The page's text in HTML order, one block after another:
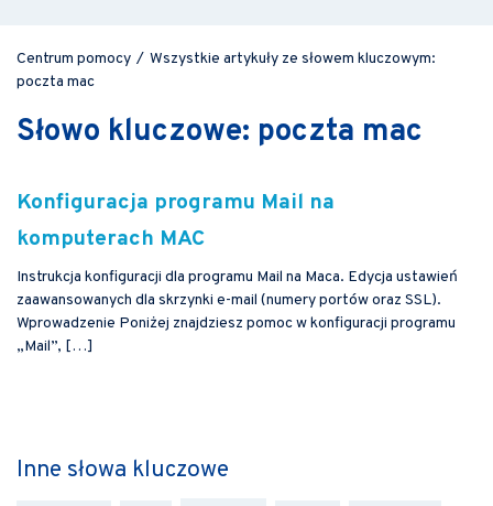
Centrum pomocy / Wszystkie artykuły ze słowem kluczowym:
poczta mac
Słowo kluczowe: poczta mac
Konfiguracja programu Mail na
komputerach MAC
Instrukcja konfiguracji dla programu Mail na Maca. Edycja ustawień
zaawansowanych dla skrzynki e-mail (numery portów oraz SSL).
Wprowadzenie Poniżej znajdziesz pomoc w konfiguracji programu
„Mail”, […]
Inne słowa kluczowe